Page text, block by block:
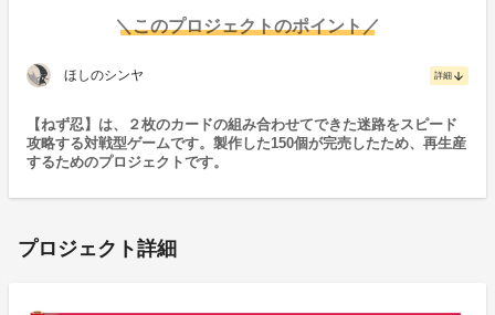
＼このプロジェクトのポイント／
ほしのシンヤ 詳細 arrow_downward
【ねず忍】は、２枚のカードの組み合わせてできた迷路をスピード
攻略する対戦型ゲームです。製作した150個が完売したため、再生産
するためのプロジェクトです。
プロジェクト詳細